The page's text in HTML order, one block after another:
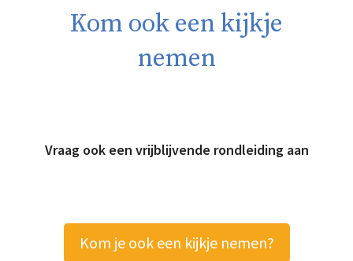
Kom ook een kijkje
nemen
Vraag ook een vrijblijvende rondleiding aan
Kom je ook een kijkje nemen?